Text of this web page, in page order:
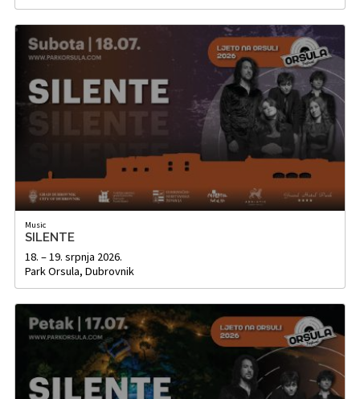
Music
SILENTE
18. – 19. srpnja 2026.
Park Orsula, Dubrovnik